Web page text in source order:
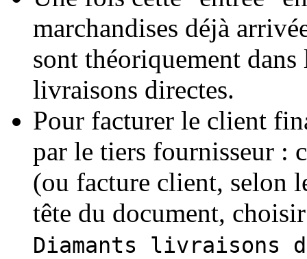
marchandises déjà
sont théoriquement
livraisons directes.
Pour facturer le client
par le tiers fournisseur :
(ou facture client, selon
tête du document,
Diamants livraisons